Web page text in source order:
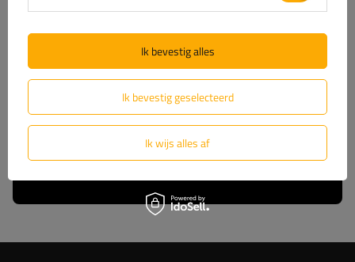
100% zeker van dat het product origineel is en dat
de transactie volledig veilig is. Wij ontwerpen en
bouwen onze aanhangwagens zelf, daarom bieden
wij u volledige technische ondersteuning en
constante toegang tot originele reserveonderdelen.
Kies voor beproefde oplossingen van de marktleider.
Lees meer over ons
Ik bevestig geselecteerd
Ik wijs alles af
Ik bevestig alles